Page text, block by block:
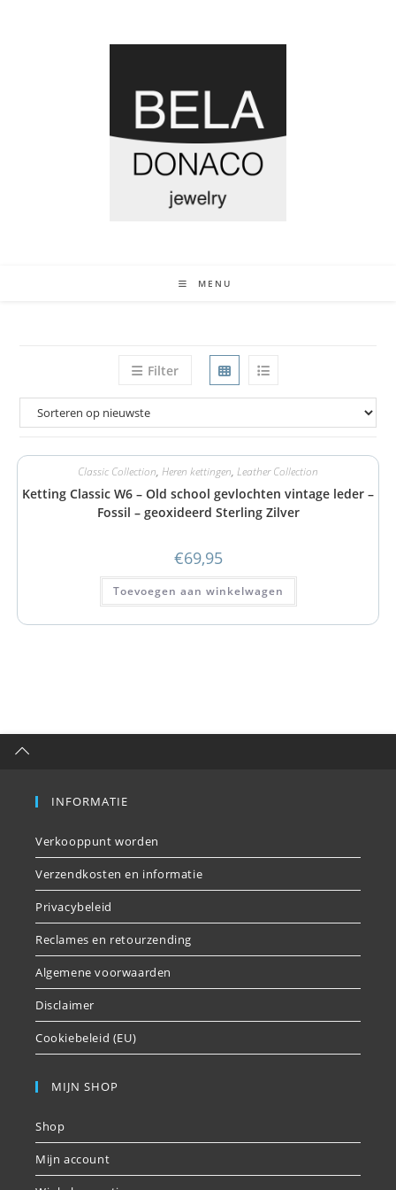
MENU
Filter
Classic Collection, Heren kettingen, Leather Collection
Ketting Classic W6 – Old school gevlochten vintage leder –
Fossil – geoxideerd Sterling Zilver
€69,95
Toevoegen aan winkelwagen
INFORMATIE
Verkooppunt worden
Verzendkosten en informatie
Privacybeleid
Reclames en retourzending
Algemene voorwaarden
Disclaimer
Cookiebeleid (EU)
MIJN SHOP
Shop
Mijn account